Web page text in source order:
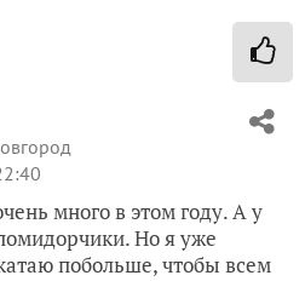
много в этом году. А у
Но я уже
побольше, чтобы всем